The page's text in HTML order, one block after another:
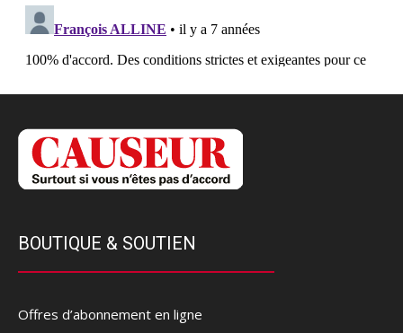
BOUTIQUE & SOUTIEN
Offres d’abonnement en ligne